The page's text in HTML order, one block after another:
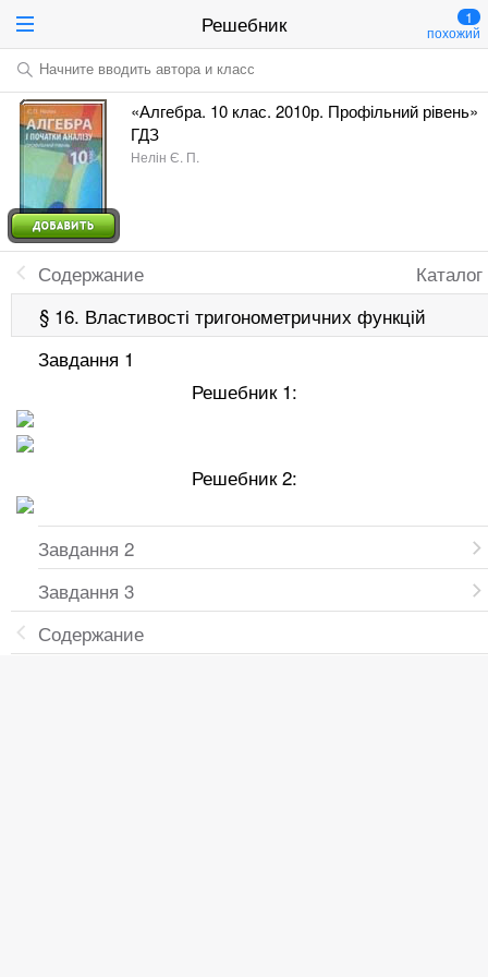
Решебник 1
похожий
Начните вводить автора и класс
«Алгебра. 10 клас. 2010р. Профільний рівень»
ГДЗ
Нелін Є. П.
Каталог
Содержание
§ 16. Властивості тригонометричних функцій
Завдання 1
Решебник 1:
Решебник 2:
Завдання 2
Завдання 3
Содержание